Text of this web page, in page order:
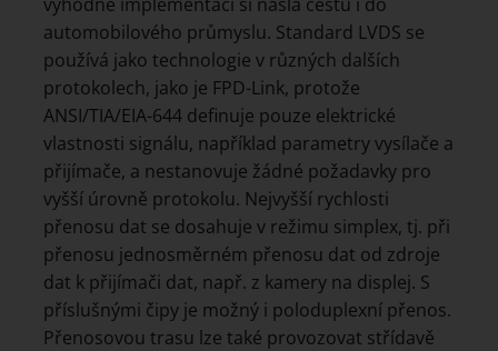
automobilového průmyslu. Standard LVDS se
používá jako technologie v různých dalších
protokolech, jako je FPD-Link, protože
ANSI/TIA/EIA-644 definuje pouze elektrické
vlastnosti signálu, například parametry vysílače a
přijímače, a nestanovuje žádné požadavky pro
vyšší úrovně protokolu. Nejvyšší rychlosti
přenosu dat se dosahuje v režimu simplex, tj. při
přenosu jednosměrném přenosu dat od zdroje
dat k přijímači dat, např. z kamery na displej. S
příslušnými čipy je možný i poloduplexní přenos.
Přenosovou trasu lze také provozovat střídavě